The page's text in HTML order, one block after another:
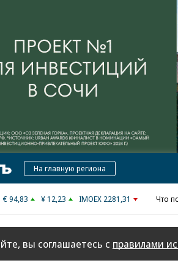
КоммерсантъНа главную региона
€ 94,83 ¥ 12,23 IMOEX 2281,31 Что
вы соглашаетесь с правилами